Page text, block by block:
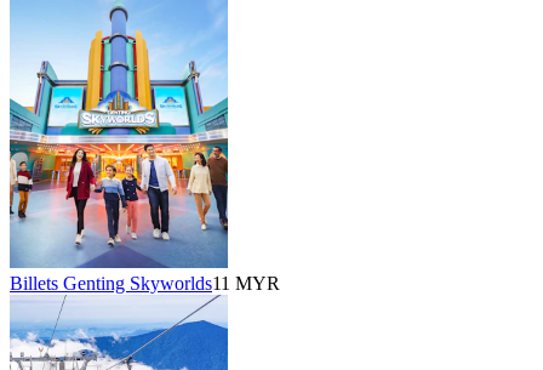
Billets Genting Skyworlds11 MYR